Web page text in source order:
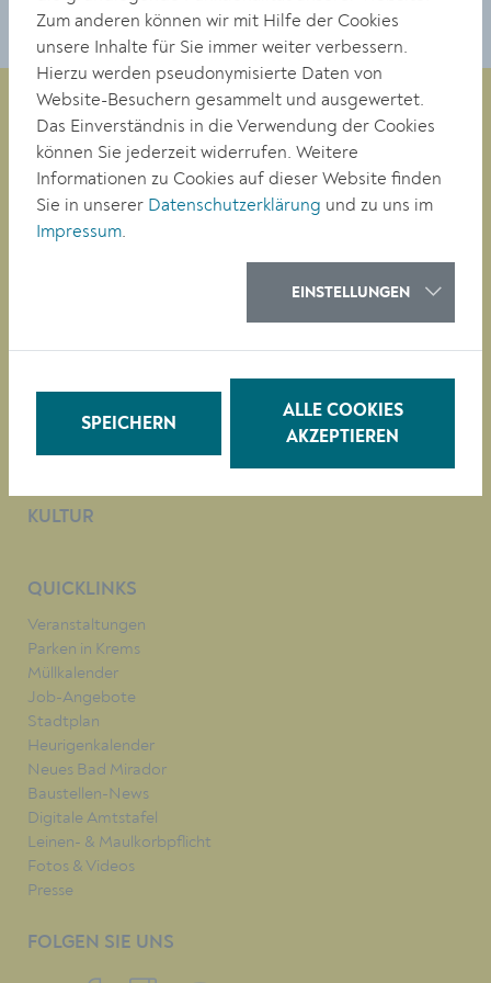
Magistrat der Stadt Krems
Obere Landstraße 4
A-3500 Krems
LEBEN
KULTUR
QUICKLINKS
Veranstaltungen
Parken in Krems
Müllkalender
Job-Angebote
Stadtplan
Heurigenkalender
Neues Bad Mirador
Baustellen-News
Digitale Amtstafel
Leinen- & Maulkorbpflicht
Fotos & Videos
Presse
FOLGEN SIE UNS
Zum anderen können wir mit Hilfe der Cookies
unsere Inhalte für Sie immer weiter verbessern.
Hierzu werden pseudonymisierte Daten von
Website-Besuchern gesammelt und ausgewertet.
Das Einverständnis in die Verwendung der Cookies
können Sie jederzeit widerrufen. Weitere
Informationen zu Cookies auf dieser Website finden
Sie in unserer Datenschutzerklärung und zu uns im
Impressum.
EINSTELLUNGEN
SPEICHERN
ALLE COOKIES
AKZEPTIEREN